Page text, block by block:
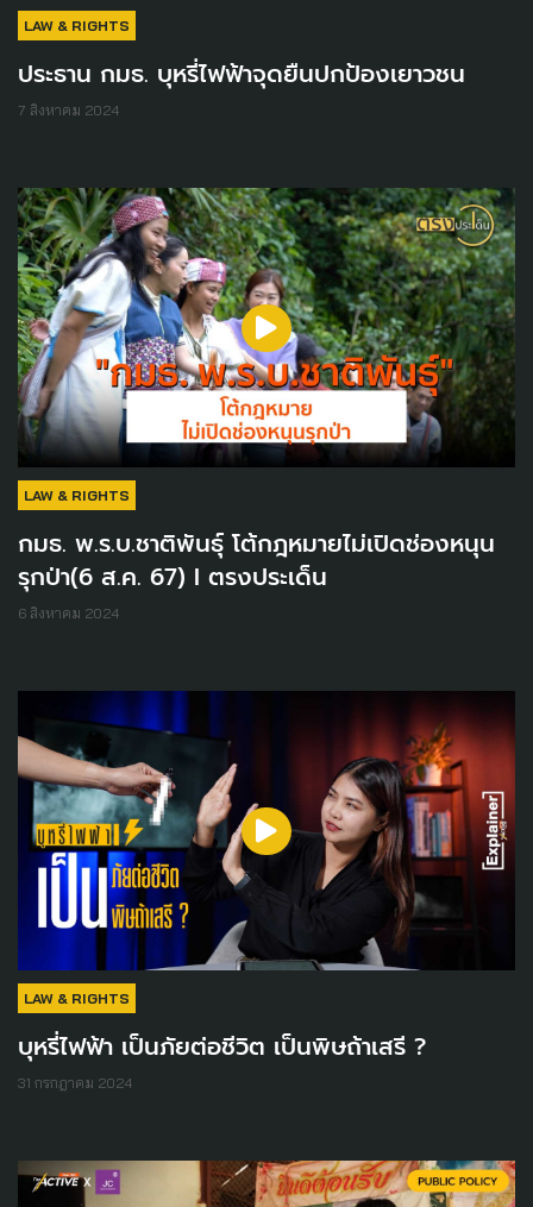
LAW & RIGHTS
ประธาน กมธ. บุหรี่ไฟฟ้าจุดยืนปกป้องเยาวชน
7 สิงหาคม 2024
LAW & RIGHTS
กมธ. พ.ร.บ.ชาติพันธุ์ โต้กฎหมายไม่เปิดช่องหนุน
รุกป่า(6 ส.ค. 67) I ตรงประเด็น
6 สิงหาคม 2024
LAW & RIGHTS
บุหรี่ไฟฟ้า เป็นภัยต่อชีวิต เป็นพิษถ้าเสรี ?
31 กรกฎาคม 2024